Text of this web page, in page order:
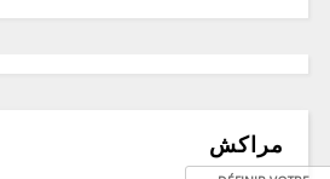
مراكش